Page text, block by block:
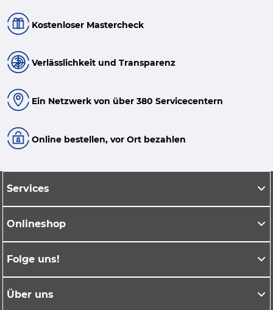
Kostenloser Mastercheck
Verlässlichkeit und Transparenz
Ein Netzwerk von über 380 Servicecentern
Online bestellen, vor Ort bezahlen
Services
Onlineshop
Folge uns!
Über uns